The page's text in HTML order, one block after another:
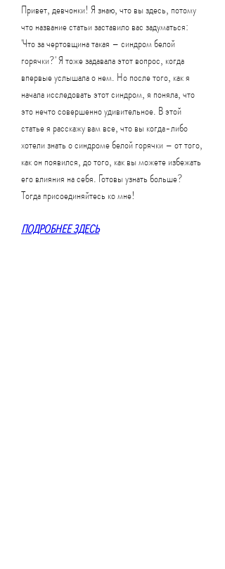
Привет, девчонки! Я знаю, что вы здесь, потому
что название статьи заставило вас задуматься:
'Что за чертовщина такая – синдром белой
горячки?' Я тоже задавала этот вопрос, когда
впервые услышала о нем. Но после того, как я
начала исследовать этот синдром, я поняла, что
это нечто совершенно удивительное. В этой
статье я расскажу вам все, что вы когда-либо
хотели знать о синдроме белой горячки – от того,
как он появился, до того, как вы можете избежать
его влияния на себя. Готовы узнать больше?
Тогда присоединяйтесь ко мне!
ПОДРОБНЕЕ ЗДЕСЬ